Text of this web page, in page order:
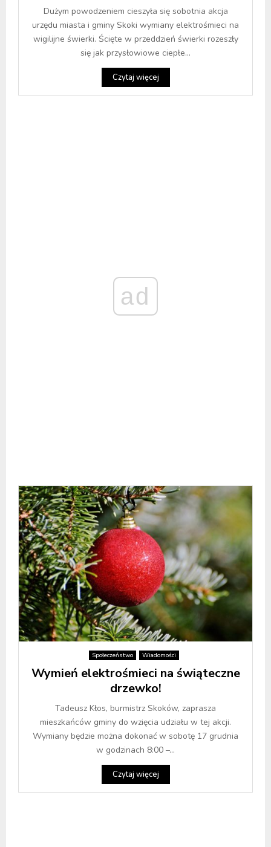
Dużym powodzeniem cieszyła się sobotnia akcja
urzędu miasta i gminy Skoki wymiany elektrośmieci na
wigilijne świerki. Ścięte w przeddzień świerki rozeszły
się jak przysłowiowe ciepłe...
Czytaj więcej
ad
Społeczeństwo Wiadomości
Wymień elektrośmieci na świąteczne
drzewko!
Tadeusz Kłos, burmistrz Skoków, zaprasza
mieszkańców gminy do wzięcia udziału w tej akcji.
Wymiany będzie można dokonać w sobotę 17 grudnia
w godzinach 8:00 –...
Czytaj więcej